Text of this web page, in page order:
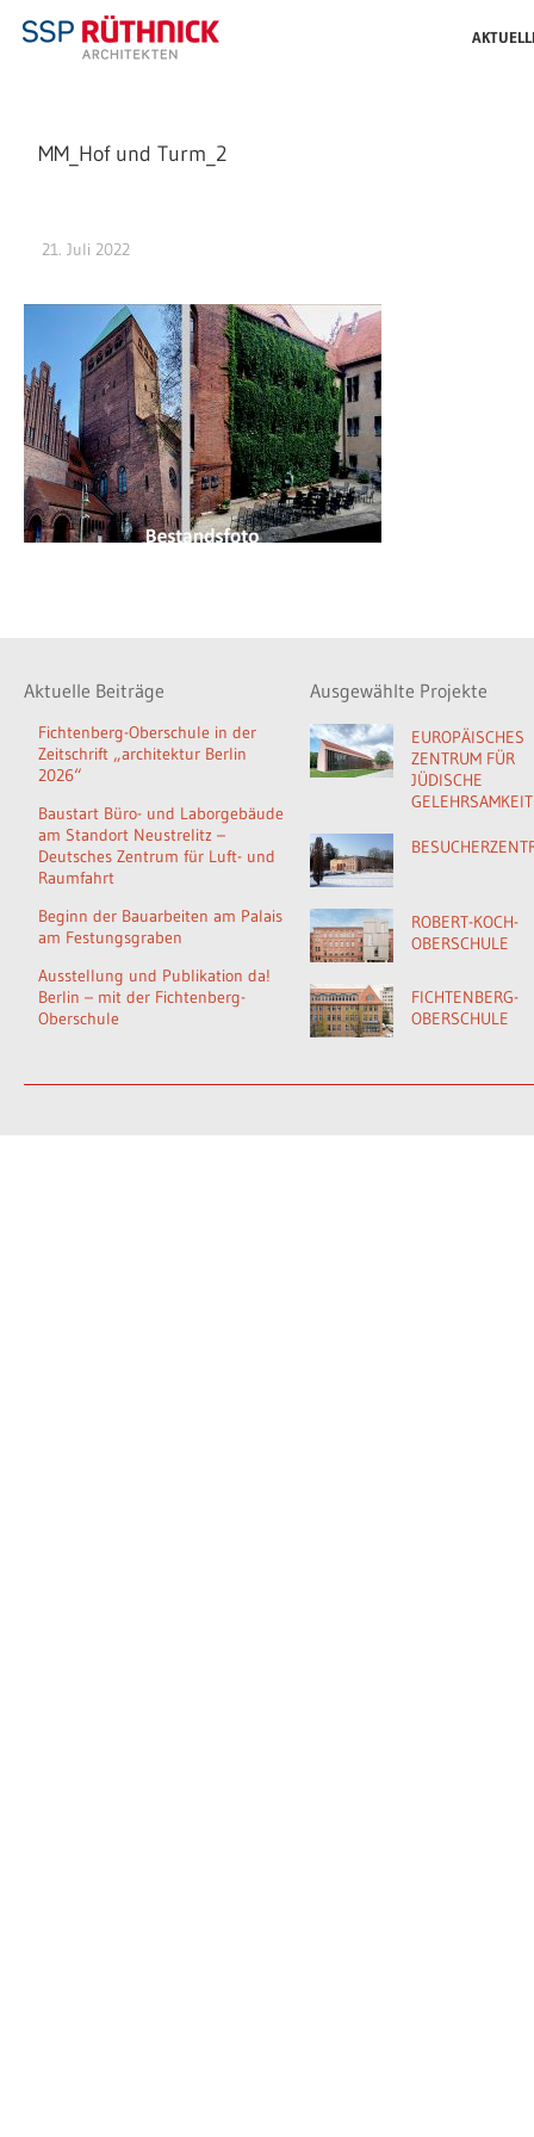
MM_Hof und Turm_2
21. Juli 2022
Aktuelle Beiträge
Fichtenberg-Oberschule in der
Zeitschrift „architektur Berlin
2026“
Baustart Büro- und Laborgebäude
am Standort Neustrelitz –
Deutsches Zentrum für Luft- und
Raumfahrt
Beginn der Bauarbeiten am Palais
am Festungsgraben
Ausstellung und Publikation da!
Berlin – mit der Fichtenberg-
Oberschule
Ausgewählte Projekte
EUROPÄISCHES
ZENTRUM FÜR
JÜDISCHE
GELEHRSAMKEIT
ROBERT-KOCH-
OBERSCHULE
FICHTENBERG-
OBERSCHULE